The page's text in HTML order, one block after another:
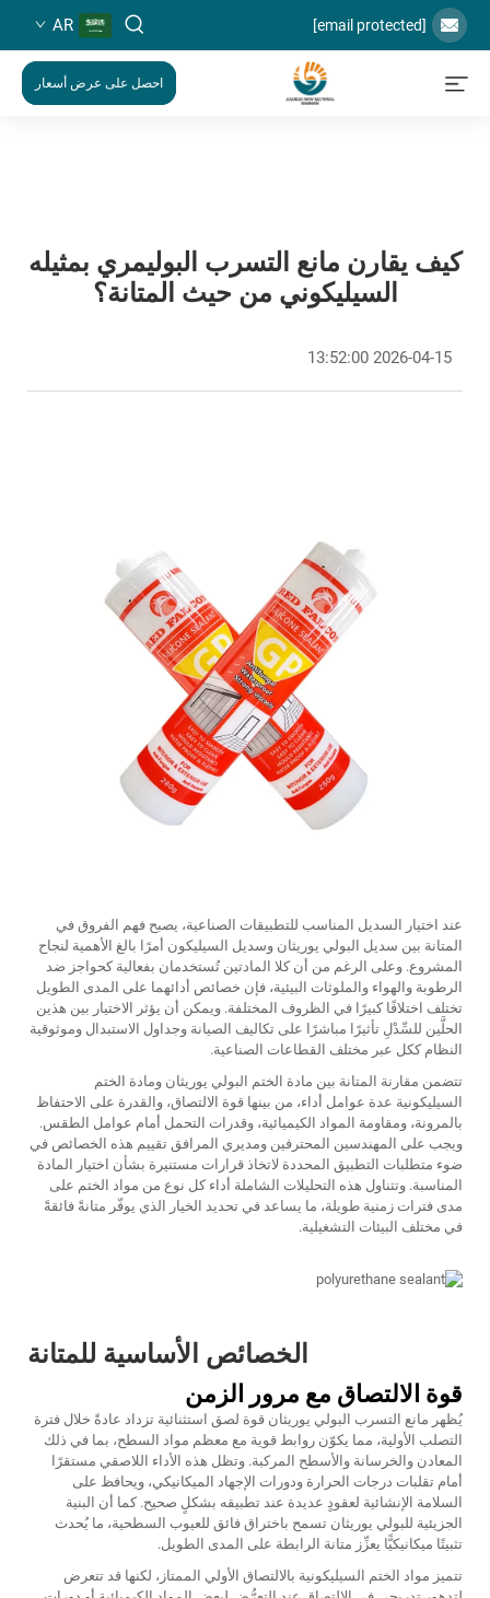
[email protected]
AR
احصل على عرض أسعار
كيف يقارن مانع التسرب البوليمري بمثيله
السيليكوني من حيث المتانة؟
2026-04-15 13:52:00
عند اختيار السديل المناسب للتطبيقات الصناعية، يصبح فهم الفروق في
المتانة بين سديل البولي يوريثان وسديل السيليكون أمرًا بالغ الأهمية لنجاح
المشروع. وعلى الرغم من أن كلا المادتين تُستخدمان بفعالية كحواجز ضد
الرطوبة والهواء والملوثات البيئية، فإن خصائص أدائهما على المدى الطويل
تختلف اختلافًا كبيرًا في الظروف المختلفة. ويمكن أن يؤثر الاختيار بين هذين
الحلَّين للسِّدْلِ تأثيرًا مباشرًا على تكاليف الصيانة وجداول الاستبدال وموثوقية
النظام ككل عبر مختلف القطاعات الصناعية.
تتضمن مقارنة المتانة بين مادة الختم البولي يوريثان ومادة الختم
السيليكونية عدة عوامل أداء، من بينها قوة الالتصاق، والقدرة على الاحتفاظ
بالمرونة، ومقاومة المواد الكيميائية، وقدرات التحمل أمام عوامل الطقس.
ويجب على المهندسين المحترفين ومديري المرافق تقييم هذه الخصائص في
ضوء متطلبات التطبيق المحددة لاتخاذ قرارات مستنيرة بشأن اختيار المادة
المناسبة. وتتناول هذه التحليلات الشاملة أداء كل نوع من مواد الختم على
مدى فترات زمنية طويلة، ما يساعد في تحديد الخيار الذي يوفّر متانةً فائقةً
في مختلف البيئات التشغيلية.
الخصائص الأساسية للمتانة
قوة الالتصاق مع مرور الزمن
يُظهر مانع التسرب البولي يوريثان قوة لصق استثنائية تزداد عادةً خلال فترة
التصلب الأولية، مما يكوّن روابط قوية مع معظم مواد السطح، بما في ذلك
المعادن والخرسانة والأسطح المركبة. وتظل هذه الأداء اللاصقي مستقرًا
أمام تقلبات درجات الحرارة ودورات الإجهاد الميكانيكي، ويحافظ على
السلامة الإنشائية لعقودٍ عديدة عند تطبيقه بشكلٍ صحيح. كما أن البنية
الجزيئية للبولي يوريثان تسمح باختراق فائق للعيوب السطحية، ما يُحدث
تثبيتًا ميكانيكيًّا يعزِّز متانة الرابطة على المدى الطويل.
تتميز مواد الختم السيليكونية بالالتصاق الأولي الممتاز، لكنها قد تتعرض